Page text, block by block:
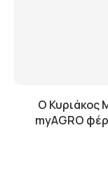
Ο Κυριάκος
myAGRO